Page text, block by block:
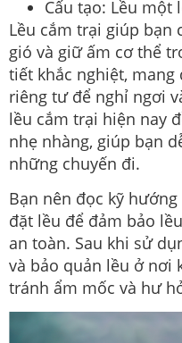
Cấu tạo: Lều một
Lều cắm trại giúp bạn
gió và giữ ấm cơ thể
tiết khắc nghiệt, mang
riêng tư để nghỉ ngơi
lều cắm trại hiện nay
nhẹ nhàng, giúp bạn
những chuyến đi.
Bạn nên đọc kỹ
đặt lều để đảm bảo
an toàn. Sau khi sử
và bảo quản lều ở nơi
tránh ẩm mốc và hư